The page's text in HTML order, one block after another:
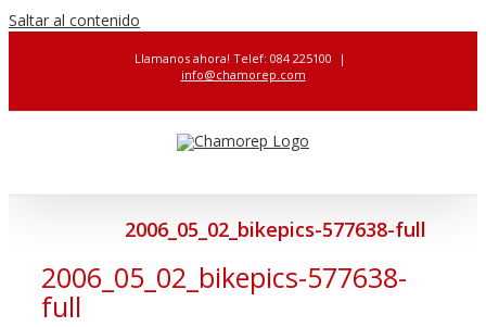
Saltar al contenido
Llamanos ahora! Telef: 084 225100
|
info@chamorep.com
2006_05_02_bikepics-577638-full
2006_05_02_bikepics-577638-
full